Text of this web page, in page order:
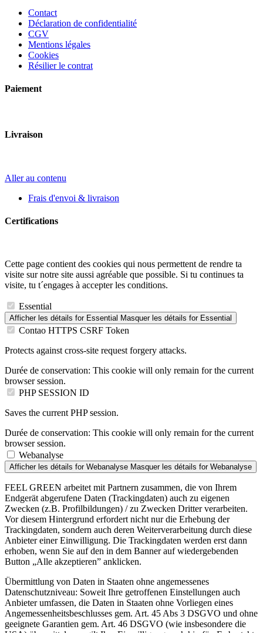
Contact
Déclaration de confidentialité
CGV
Mentions légales
Cookies
Résilier le contrat
Paiement
Livraison
Aller au contenu
Frais d'envoi & livraison
Certifications
Cette page contient des cookies qui nous permettent de rendre ta
visite sur notre site aussi agréable que possible. Si tu continues ta
visite, tu t´engages à accepter les conditions.
Essential
Afficher les détails for Essential Masquer les détails for Essential
Contao HTTPS CSRF Token
Protects against cross-site request forgery attacks.
Durée de conservation: This cookie will only remain for the current
browser session.
PHP SESSION ID
Saves the current PHP session.
Durée de conservation: This cookie will only remain for the current
browser session.
Webanalyse
Afficher les détails for Webanalyse Masquer les détails for Webanalyse
FEEL GREEN arbeitet mit Partnern zusammen, die von Ihrem
Endgerät abgerufene Daten (Trackingdaten) auch zu eigenen
Zwecken (z.B. Profilbildungen) / zu Zwecken Dritter verarbeiten.
Vor diesem Hintergrund erfordert nicht nur die Erhebung der
Trackingdaten, sondern auch deren Weiterverarbeitung durch diese
Anbieter einer Einwilligung. Die Trackingdaten werden erst dann
erhoben, wenn Sie auf den in dem Banner auf wiedergebenden
Button „Alle akzeptieren” anklicken.
Übermittlung von Daten in Staaten ohne angemessenes
Datenschutzniveau: Soweit Ihre getroffenen Einstellungen auch
Anbieter umfassen, die Daten in Staaten ohne Vorliegen eines
Angemessenheitsbeschlusses gem. Art. 45 Abs 3 DSGVO und ohne
geeignete Garantien gem. Art. 46 DSGVO (wie insbesondere die